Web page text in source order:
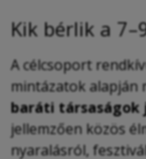
Kik bérlik a
A célcsoport
mintázatok alapján
baráti társaságok
jellemzően közös
nyaralásról,